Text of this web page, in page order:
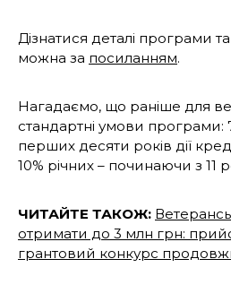
Дізнатися деталі програми
можна за посиланням.
Нагадаємо, що раніше для
стандартні умови програми:
перших десяти років дії
10% річних – починаючи з 11
ЧИТАЙТЕ ТАКОЖ:
отримати до 3 млн грн:
грантовий конкурс